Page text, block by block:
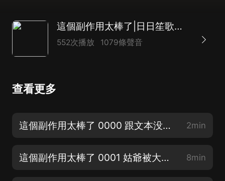
這個副作用太棒了|日日笙歌只為練功，我太難了|輕鬆搞笑仙俠
552次播放 1079條聲音
查看更多
這個副作用太棒了 0000 跟文本没多大干系的片花 2min
這個副作用太棒了 0001 姑爺被大鵝打暈了 8min